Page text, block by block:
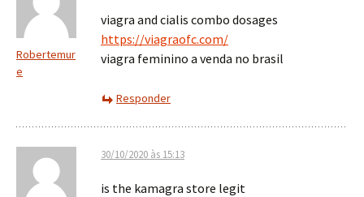
Robertemur
e
viagra and cialis combo dosages
https://viagraofc.com/
viagra feminino a venda no brasil
Responder
30/10/2020 às 15:13
is the kamagra store legit